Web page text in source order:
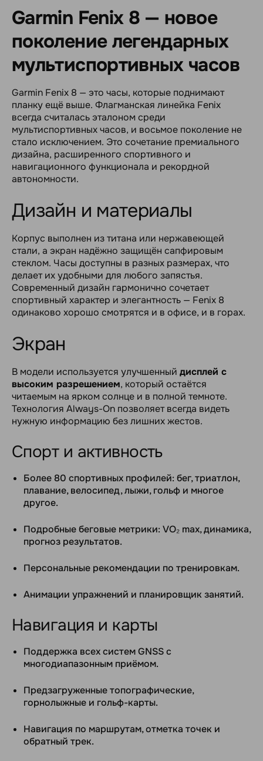
Garmin Fenix 8 — новое
поколение легендарных
мультиспортивных часов
Garmin Fenix 8 — это часы, которые поднимают
планку ещё выше. Флагманская линейка Fenix
всегда считалась эталоном среди
мультиспортивных часов, и восьмое поколение не
стало исключением. Это сочетание премиального
дизайна, расширенного спортивного и
навигационного функционала и рекордной
автономности.
Дизайн и материалы
Корпус выполнен из титана или нержавеющей
стали, а экран надёжно защищён сапфировым
стеклом. Часы доступны в разных размерах, что
делает их удобными для любого запястья.
Современный дизайн гармонично сочетает
спортивный характер и элегантность — Fenix 8
одинаково хорошо смотрятся и в офисе, и в горах.
Экран
В модели используется улучшенный дисплей с
высоким разрешением, который остаётся
читаемым на ярком солнце и в полной темноте.
Технология Always-On позволяет всегда видеть
нужную информацию без лишних жестов.
Спорт и активность
Более 80 спортивных профилей: бег, триатлон,
плавание, велосипед, лыжи, гольф и многое
другое.
Подробные беговые метрики: VO₂ max, динамика,
прогноз результатов.
Персональные рекомендации по тренировкам.
Анимации упражнений и планировщик занятий.
Навигация и карты
Поддержка всех систем GNSS с
многодиапазонным приёмом.
Предзагруженные топографические,
горнолыжные и гольф-карты.
Навигация по маршрутам, отметка точек и
обратный трек.